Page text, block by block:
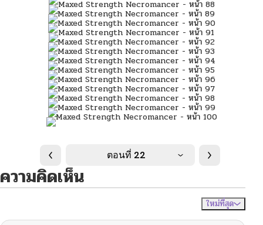
ตอนที่ 22
ความคิดเห็น
ใหม่ที่สุด